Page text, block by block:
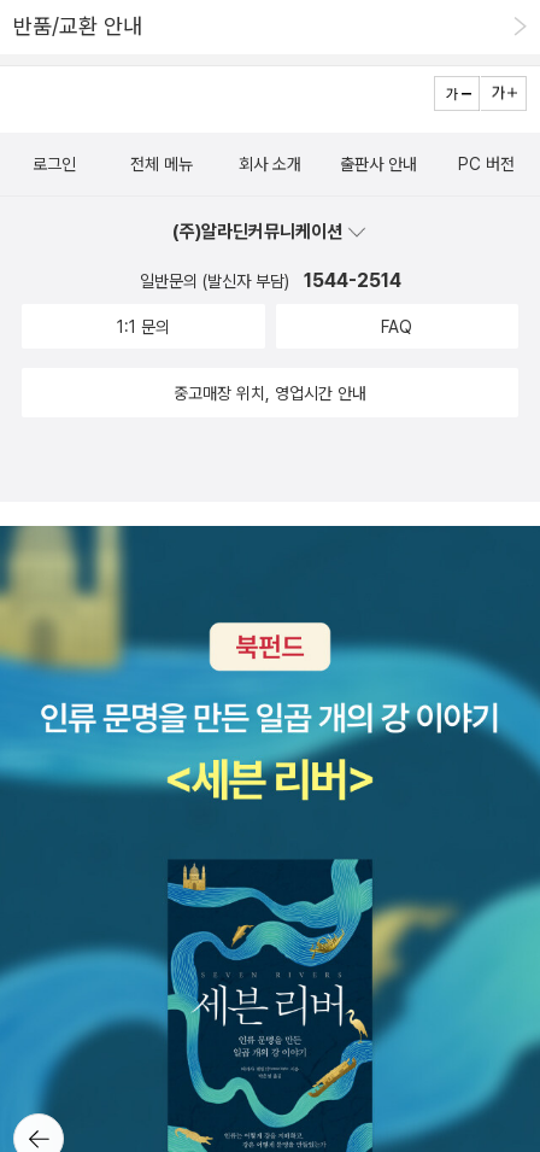
이 눈부시다는 것이 명옥헌 백일홍에 취하고 풍경에 취하고.... 우리의
백일홍이 절정인 명옥헌 풍경을 담으러 온 사진가들~ 주민센터에
차를 세워둬 다시 돌아와 우리집에서 뒤풀이~ 밤 10시가 넘어 일어
났지만, 그후에도 애프터가 이어졌다는 후문... ^^ 나는 작가님 맞으려
고 전날 염색을 해서 알레르기로 술을 마실 수 없었다. 한의사가 타고
난 술체질이라 했건만...ㅜㅠ빨간 테이블보도 그린으로 바꿔 작가님
을 맞이했다는... 우리집에 와보신 분들은 눈치 챘죠!^^펼친 부분 접기
를 선정했다.6/27어머니독서회는 최유정 작가 초청강연회도 있어
지 모습으로 살아오고 있습니다. -고경석, 한국입양홍보회장 추천사-
입양은 부부의 동의가 없으면 실천하기 어려운 일이다. 최유정 작가
부부가 입양 부모가 될 수 있었던 건, 그들 삶의 이력에서 알 수 있지
원 중에도 조카를 입양해 키우는 가정이 있고, 더불어 사는 아름다운
확산돼야 하리라 생각하는데, 실제로 입양을 실천한 작가의 이야기는
많은 도움이 될 듯...사업계획서에구체적으로 쓰기 위해 6월 27일,
중 글/ 우소영 그림겁없는 민주주의_김하늘 글/장호 그림연극이 끝나
면_김해원 글/박묘광 그림쪽방 할아버지_최덕규 만화박순미 미용실_
박효미 글/정문주 그림돌계단 위의 꽃잎_안미란 글/이승민 그림그 여
름의 천국, 그 여름의 유배지_최나미 글/홍선주 그림섬기는 글 : 평화
가 무엇이냐_송경동
는 걸 알고, 사회자에게 특별히 부탁해 재미있고 유쾌한 결혼식으로
들고 돈을 걷어오라고 시켜 많은 사람들이 지갑을 열었다. 동전부터
를 넣었단다. 이 정도면 신랑의 경제력은 걱정하지 않아도 될 듯.^^ 덕
차례 손수건으로 눈가를눌렀지만그 정도야 어느 결혼식에나 볼 수 있
지만, 10년 세월을 말 못할 가슴앓이를 하며 일궈 온 가정이다. 이젠
우리 사회에 새혼가정이 워낙 많다 보니 남의 일이 아니다. 본인이 아
사돈이 될 수도 있다. 이제는 새혼가정에 대한 편견을 버리고 받아들
새혼가정을많이 다루고 있다. 한때 '결손가정'이라 불렀던 '한부모가
다.새혼가정이나 한부모 가정을 이해하기 위해 그런 가정을 소재로
한 책을 읽으면 도움이 될 것 같다.한부모 가정이나 새혼가정의 일은,
우리가 남의 일 보듯 무관심할 일이 아니기 때문이다.<초등학생에게
좋을 책><청소년에게 좋을 책>한부모 가정이나 새혼가정을 담고 있
는 작품으로 그들의 상황과 심리를 엿볼 수 있다. 이런 책을 읽으면 더
이해하고 마음으로 보듬을 수 있으리라.
한강 시민공원 * 행사명 : 제3회 희망경기 평생 학습축제 *주최 : 경
표에서 '달님은 알지요'가 소개되어 많은 분들이알지요. '나는 쇠무릎
이야'에 수록된 '비둘기 구구'가 4학년 1학기 읽기에실렸고,'쌀뱅이는
아시나요'에 수록된 '마음이 담긴 그릇'은 5학년 1학기에, 표제작인
가입니다. 자녀가3~4학년 이상이면 같이 가도 좋을 듯합니다. 김향
소 : 경북 영천시 야사동 299-4번지 * 행사명 : 제3회 희망경기 평생
얘기다. 여기엔 작전이 필요해~ ^^ 전날, 난 석달만에 미용실에 갔다.
시켜줘서 다 먹었는데, 아빠가 오셨다는 아이의 전화, '아빠 바꿔줘 봐
롬버스 MVP는 무료로 영화 볼 수 있거든, 저녁 먹고 둘이 영화나 한
을 먹었다. 항상 아이들과 같이 하니까 달랑 둘이서 외식을 하거나 영
화를 본 적이 없었다. 이왕 쏘는 거 확실하게 맞춰주자 싶어서 장어구
지 계산은 자기가 했다. 난 저녁 산다는 생색만 냈고, 영화 무료관람에
캐빈 고스트너 주연의 '늑대와 함께 춤을' 본 이후 15년 만인가~ 단
완벽한 서비스를 했으니, 이제 만삭인 마누라 데리러 오지 않았다고 1
(우리 남편이 들어와 본다며 주소 알려달라 해서 자세히 썼다. ^^) 이
제 각설하고 본론이다!<< 펼친 부분 접기 <<강연을 시작하기 전, 어
린이들에게 먼저 사인을 해 주시는 이금이작가님, 역시 동화작가다움
을 진하게 느끼며 감동 먹은 장면이다. 어린 독자들이 제법 많았다. 저
애들은 어려서 이렇게 유명한 작가를 만나 사인도 받았으니 얼마나
좋을까? 부러워라~~^^한명 한명 이름을 물어보며 잠간이라도 눈을
드디어 강연이 시작되었다. 편안하게 마련된 자리에 앉아서... 작가의
인상 어떤가요?강연주제 '유진과 유진, 창작과정을 통한 소통과 이해,
그리고 성장'에 맞춰 상세하게 풀어나갔다. 장면 장면이 손에 잡힐 듯
한 작가의 설명에 집필과정을 엿보는 즐거움을 만끽했다. '호호~ 저
렇게 해서~ 그 장면이 나오게 되었구나!' ^^강연을 끝내고 '본전 빼
라'는 말씀과 더불어 친절한 질의응답... 그리고 광주대생들과 사진촬
영. 꽃다발을 든 이금이작가님, 중앙에 키가 큰 보랏빛 셔츠의 배봉기
교수님(동화, 실험가족), 뒤줄 오른쪽 두번째 남자분은 '기찻길 옆 동
반품/교환 안내
뒤로가
기
로그인 전체 메뉴 회사 소개 출판사 안내 PC 버전
(주)알라딘커뮤니케이션
일반문의 (발신자 부담) 1544-2514
1:1 문의 FAQ
중고매장 위치, 영업시간 안내